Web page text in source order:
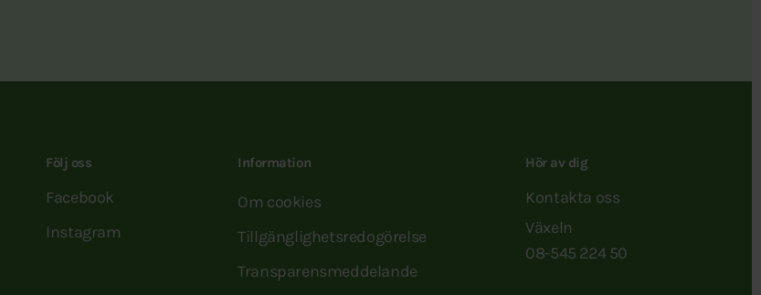
Följ oss
Facebook
Instagram
Information
Om cookies
Tillgänglighetsredogörelse
Transparensmeddelande
Hör av dig
Kontakta oss
Växeln
08-545 224 50